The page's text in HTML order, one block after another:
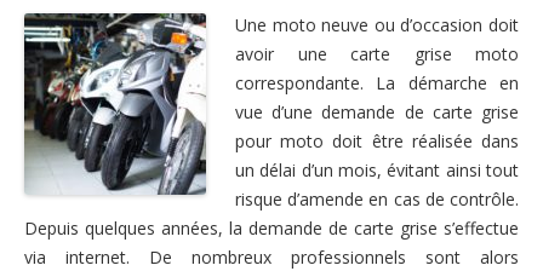
Une moto neuve ou d’occasion doit
avoir une carte grise moto
correspondante. La démarche en
vue d’une demande de carte grise
pour moto doit être réalisée dans
un délai d’un mois, évitant ainsi tout
risque d’amende en cas de contrôle.
Depuis quelques années, la demande de carte grise s’effectue
via internet. De nombreux professionnels sont alors